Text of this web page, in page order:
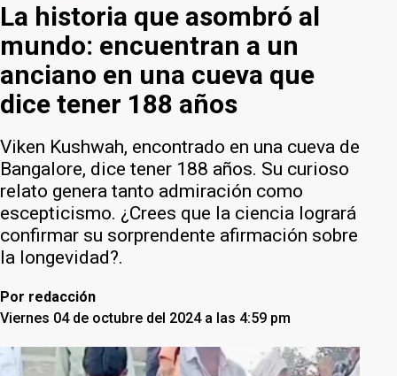
La historia que asombró al
mundo: encuentran a un
anciano en una cueva que
dice tener 188 años
Viken Kushwah, encontrado en una cueva de
Bangalore, dice tener 188 años. Su curioso
relato genera tanto admiración como
escepticismo. ¿Crees que la ciencia logrará
confirmar su sorprendente afirmación sobre
la longevidad?.
Por redacción
Viernes 04 de octubre del 2024 a las 4:59 pm